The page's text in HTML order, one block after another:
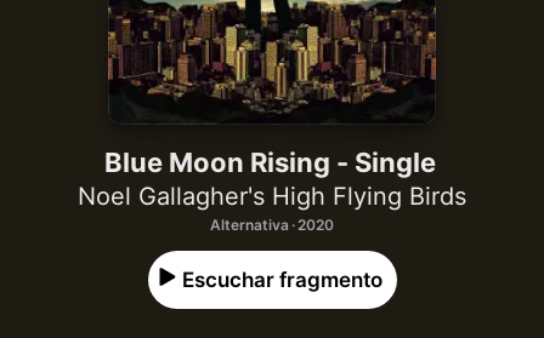
Blue Moon Rising - Single
Noel Gallagher's High Flying Birds
Alternativa · 2020
Escuchar fragmento